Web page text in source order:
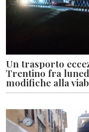
Un trasporto
Trentino fra
modifiche alla